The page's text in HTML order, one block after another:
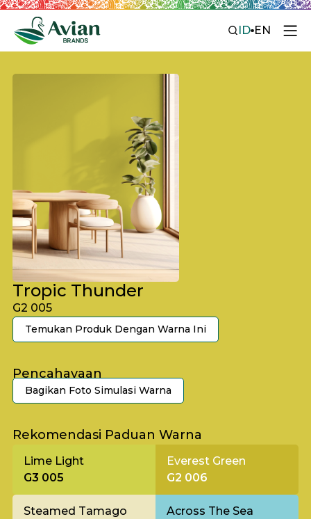
ID EN
Tropic Thunder
G2 005
Temukan Produk Dengan Warna Ini
Pencahayaan
Bagikan Foto Simulasi Warna
Rekomendasi Paduan Warna
Lime Light
G3 005
Everest Green
G2 006
Steamed Tamago
Across The Sea